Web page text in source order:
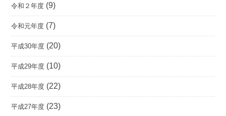
令和２年度 (9)
令和元年度 (7)
平成30年度 (20)
平成29年度 (10)
平成28年度 (22)
平成27年度 (23)